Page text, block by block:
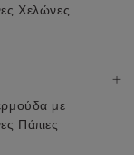
Χελώνες
με
Πάπιες